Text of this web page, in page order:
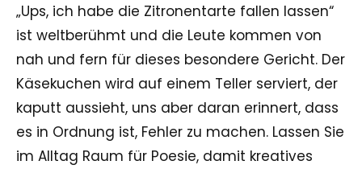
„Ups, ich habe die Zitronentarte fallen lassen“
ist weltberühmt und die Leute kommen von
nah und fern für dieses besondere Gericht. Der
Käsekuchen wird auf einem Teller serviert, der
kaputt aussieht, uns aber daran erinnert, dass
es in Ordnung ist, Fehler zu machen. Lassen Sie
im Alltag Raum für Poesie, damit kreatives